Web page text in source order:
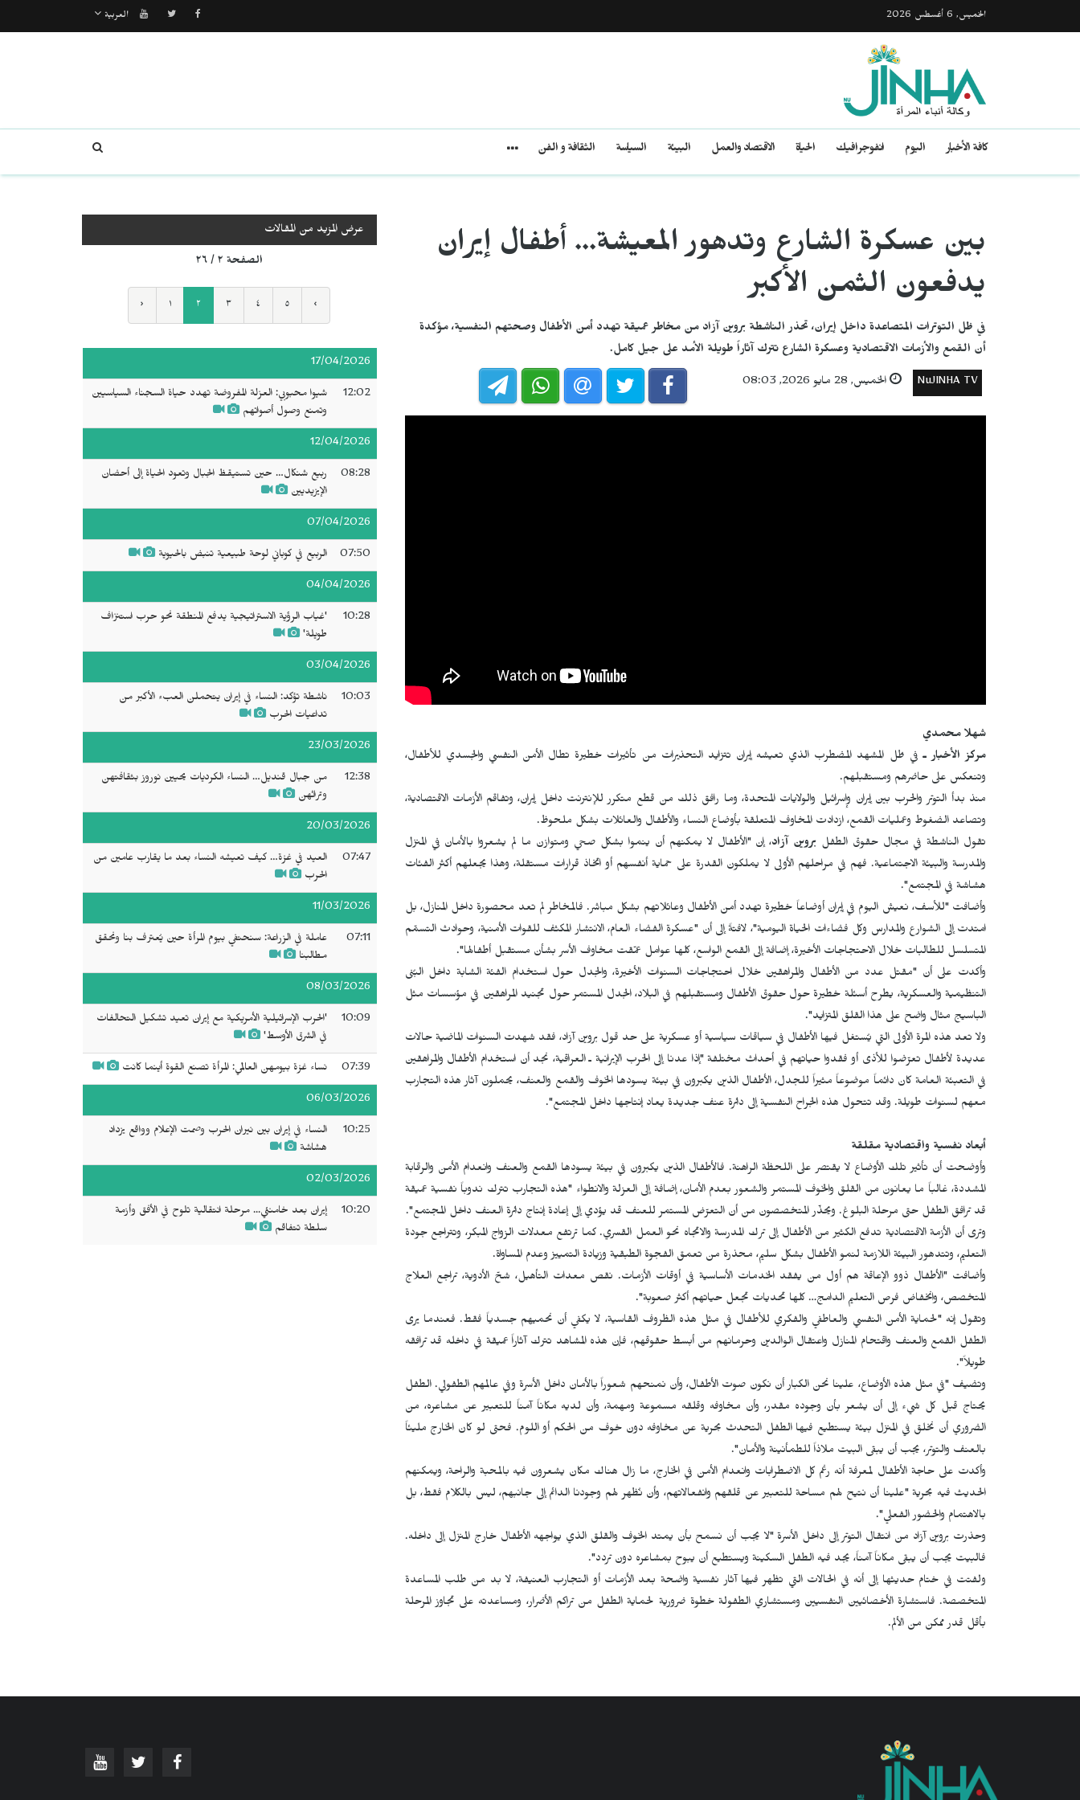
الخميس, 6 أغسطس 2026 العربية
كافة الأخبار اليوم انفوجرافيك الحياة الاقتصاد والعمل البيئة السياسة الثقافة و الفن
بين عسكرة الشارع وتدهور المعيشة… أطفال إيران
يدفعون الثمن الأكبر
في ظل التوترات المتصاعدة داخل إيران، تحذر الناشطة بروين آزاد من مخاطر عميقة تهدد أمن الأطفال وصحتهم النفسية، مؤكدة
أن القمع والأزمات الاقتصادية وعسكرة الشارع تترك آثاراً طويلة الأمد على جيل كامل.
NuJINHA TV الخميس, 28 مايو 2026, 08:03
شهلا محمدي
مركز الأخبار ـ في ظل المشهد المضطرب الذي تعيشه إيران تتزايد التحذيرات من تأثيرات خطيرة تطال الأمن النفسي والجسدي للأطفال،
وتنعكس على حاضرهم ومستقبلهم.
منذ بدأ التوتر والحرب بين إيران وإسرائيل والولايات المتحدة، وما رافق ذلك من قطع متكرر للإنترنت داخل إيران، وتفاقم الأزمات الاقتصادية،
وتصاعد الضغوط وعمليات القمع، ازدادت المخاوف المتعلقة بأوضاع النساء والأطفال والعائلات بشكل ملحوظ.
تقول الناشطة في مجال حقوق الطفل بروين آزاد، إن "الأطفال لا يمكنهم أن ينموا بشكل صحي ومتوازن ما لم يشعروا بالأمان في المنزل
والمدرسة والبيئة الاجتماعية. فهم في مراحلهم الأولى لا يملكون القدرة على حماية أنفسهم أو اتخاذ قرارات مستقلة، وهذا يجعلهم أكثر الفئات
هشاشة في المجتمع".
وأضافت "للأسف، نعيش اليوم في إيران أوضاعاً خطيرة تهدد أمن الأطفال وعائلاتهم بشكل مباشر. فالمخاطر لم تعد محصورة داخل المنازل، بل
امتدت إلى الشوارع والمدارس وكل فضاءات الحياة اليومية"، لافتةً إلى أن "عسكرة الفضاء العام، الانتشار المكثف للقوات الأمنية، وحوادث التسمّم
المتسلسل للطالبات خلال الاحتجاجات الأخيرة، إضافة إلى القمع الواسع، كلها عوامل عمّقت مخاوف الأسر بشأن مستقبل أطفالها".
وأكدت على أن "مقتل عدد من الأطفال والمراهقين خلال احتجاجات السنوات الأخيرة، والجدل حول استخدام الفئة الشابة داخل البُنى
التنظيمية والعسكرية، يطرح أسئلة خطيرة حول حقوق الأطفال ومستقبلهم في البلاد، الجدل المستمر حول تجنيد المراهقين في مؤسسات مثل
الباسيج مثال واضح على هذا القلق المتزايد".
ولا تعد هذه المرة الأولى التي يُستغل فيها الأطفال في سياقات سياسية أو عسكرية على حد قول بروين آزاد، فقد شهدت السنوات الماضية حالات
عديدة لأطفال تعرّضوا للأذى أو فقدوا حياتهم في أحداث مختلفة "إذا عدنا إلى الحرب الإيرانية ـ العراقية، نجد أن استخدام الأطفال والمراهقين
في التعبئة العامة كان دائماً موضوعاً مثيراً للجدل، الأطفال الذين يكبرون في بيئة يسودها الخوف والقمع والعنف، يحملون آثار هذه التجارب
معهم لسنوات طويلة. وقد تتحول هذه الجراح النفسية إلى دائرة عنف جديدة يعاد إنتاجها داخل المجتمع".
أبعاد نفسية واقتصادية مقلقة
وأوضحت أن تأثير تلك الأوضاع لا يقتصر على اللحظة الراهنة. فالأطفال الذين يكبرون في بيئة يسودها القمع والعنف وانعدام الأمن والرقابة
المشددة، غالباً ما يعانون من القلق والخوف المستمر والشعور بعدم الأمان، إضافة إلى العزلة والانطواء "هذه التجارب تترك ندوباً نفسية عميقة
قد ترافق الطفل حتى مرحلة البلوغ. ويحذّر المتخصصون من أن التعرّض المستمر للعنف قد يؤدي إلى إعادة إنتاج دائرة العنف داخل المجتمع".
وترى أن الأزمة الاقتصادية تدفع الكثير من الأطفال إلى ترك المدرسة والاتجاه نحو العمل القسري. كما ترتفع معدلات الزواج المبكر، وتتراجع جودة
التعليم، وتتدهور البيئة اللازمة لنمو الأطفال بشكل سليم، محذرة من تعمق الفجوة الطبقية وزيادة التمييز وعدم المساواة.
وأضافت "الأطفال ذوو الإعاقة هم أول من يفقد الخدمات الأساسية في أوقات الأزمات. نقص معدات التأهيل، شحّ الأدوية، تراجع العلاج
المتخصص، وانخفاض فرص التعليم الدامج… كلها تحديات تجعل حياتهم أكثر صعوبة".
وتقول إنه "لحماية الأمن النفسي والعاطفي والفكري للأطفال في مثل هذه الظروف القاسية، لا يكفي أن نحميهم جسدياً فقط. فعندما يرى
الطفل القمع والعنف واقتحام المنازل واعتقال الوالدين وحرمانهم من أبسط حقوقهم، فإن هذه المشاهد تترك آثاراً عميقة في داخله قد ترافقه
طويلاً".
وتضيف "في مثل هذه الأوضاع، علينا نحن الكبار أن نكون صوت الأطفال، وأن نمنحهم شعوراً بالأمان داخل الأسرة وفي عالمهم الطفولي. الطفل
يحتاج قبل كل شيء إلى أن يشعر بأن وجوده مقدر، وأن مخاوفه وقلقه مسموعة ومهمة، وأن لديه مكاناً آمناً للتعبير عن مشاعره، من
الضروري أن نخلق في المنزل بيئة يستطيع فيها الطفل التحدث بحرية عن مخاوفه دون خوف من الحكم أو اللوم. فحتى لو كان الخارج مليئاً
بالعنف والتوتر، يجب أن يبقى البيت ملاذاً للطمأنينة والأمان".
وأكدت على حاجة الأطفال لمعرفة أنه رغم كل الاضطرابات وانعدام الأمن في الخارج، ما زال هناك مكان يشعرون فيه بالمحبة والراحة، ويمكنهم
الحديث فيه بحرية "علينا أن نتيح لهم مساحة للتعبير عن قلقهم وانفعالاتهم، وأن نُظهر لهم وجودنا الدائم إلى جانبهم، ليس بالكلام فقط، بل
بالاهتمام والحضور الفعلي".
وحذرت بروين آزاد من انتقال التوتر إلى داخل الأسرة "لا يجب أن نسمح بأن يمتد الخوف والقلق الذي يواجهه الأطفال خارج المنزل إلى داخله.
فالبيت يجب أن يبقى مكاناً آمناً، يجد فيه الطفل السكينة ويستطيع أن يبوح بمشاعره دون تردد".
ولفتت في ختام حديثها إلى أنه في الحالات التي تظهر فيها آثار نفسية واضحة بعد الأزمات أو التجارب العنيفة، لا بد من طلب المساعدة
المتخصصة. فاستشارة الأخصائيين النفسيين ومستشاري الطفولة خطوة ضرورية لحماية الطفل من تراكم الأضرار، ومساعدته على تجاوز المرحلة
بأقل قدر ممكن من الألم.
عرض المزيد من المقالات
الصفحة ٢ / ٢٦
‹ ١ ٢ ٣ ٤ ٥ ›
17/04/2026
12:02
شيوا محبوبي: العزلة المفروضة تهدد حياة السجناء السياسيين
وتمنع وصول أصواتهم
12/04/2026
08:28
ربيع شنكال… حين تستيقظ الجبال وتعود الحياة إلى أحضان
الإيزيديين
07/04/2026
07:50 الربيع في كوباني لوحة طبيعية تنبض بالحيوية
04/04/2026
10:28
'غياب الرؤية الاستراتيجية يدفع المنطقة نحو حرب استنزاف
طويلة'
03/04/2026
10:03
ناشطة تؤكد: النساء في إيران يتحملن العبء الأكبر من
تداعيات الحرب
23/03/2026
12:38
من جبال قنديل… النساء الكرديات يحيين نوروز بثقافتهن
وتراثهن
20/03/2026
07:47
العيد في غزة… كيف تعيشه النساء بعد ما يقارب عامين من
الحرب
11/03/2026
07:11
عاملة في الزراعة: سنحتفي بيوم المرأة حين يُعترف بنا ونحقق
مطالبنا
08/03/2026
10:09
'الحرب الإسرائيلية الأمريكية مع إيران تعيد تشكيل التحالفات
في الشرق الأوسط'
07:39 نساء غزة بيومهن العالمي: المرأة تصنع القوة أينما كانت
06/03/2026
10:25
النساء في إيران بين نيران الحرب وصمت الإعلام وواقع يزداد
هشاشة
02/03/2026
10:20
إيران بعد خامنئي... مرحلة انتقالية تلوح في الأفق وأزمة
سلطة تتفاقم